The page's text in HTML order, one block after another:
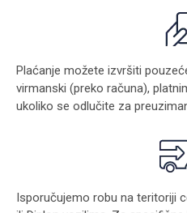
Plaćanje možete izvršiti
virmanski (preko računa),
ukoliko se odlučite za
Isporučujemo robu na teritoriji